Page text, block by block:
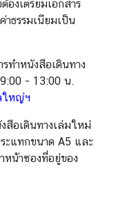
องเตรียมเอกสาร
ธรรมเนียมเป็น
ทำหนังสือเดินทาง
- 13:00 น.
ใหญ่ฯ
สือเดินทางเล่มใหม่
ะแทกขนาด A5 และ
น้าซองที่อยู่ของ